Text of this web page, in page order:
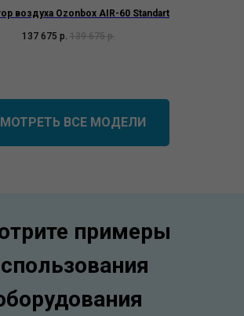
воздуха Ozonbox AIR-60 Standart
137 675 р. 139 675 р.
ВСЕ МОДЕЛИ
примеры